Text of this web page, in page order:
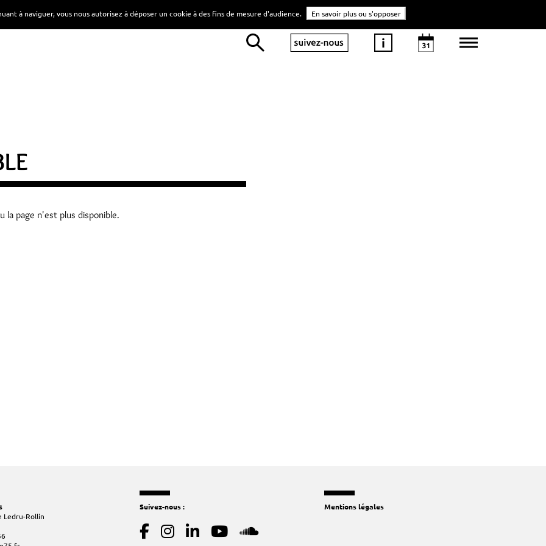
la page n'est plus disponible.
Ledru-Rollin
Suivez-nous : Mentions légales
à naviguer, vous nous autorisez à déposer un cookie à des fins de mesure d'audience. En savoir plus ou s'opposer